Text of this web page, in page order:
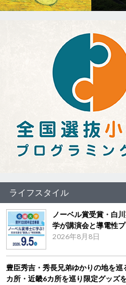
ライフスタイル
ノーベル賞受賞・白
学が講演会と導電性
2026年8月8日
豊臣秀吉・秀長兄弟ゆかりの地を
カ所・近畿6カ所を巡り限定グッズ